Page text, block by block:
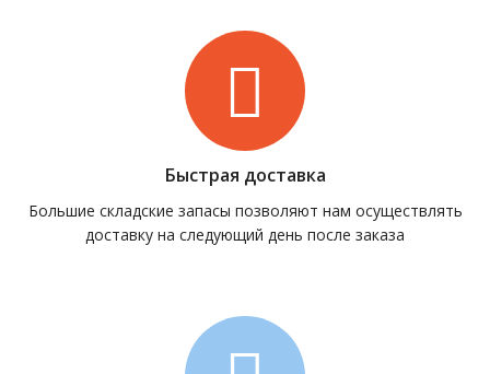
Быстрая доставка
Большие складские запасы позволяют нам осуществлять
доставку на следующий день после заказа